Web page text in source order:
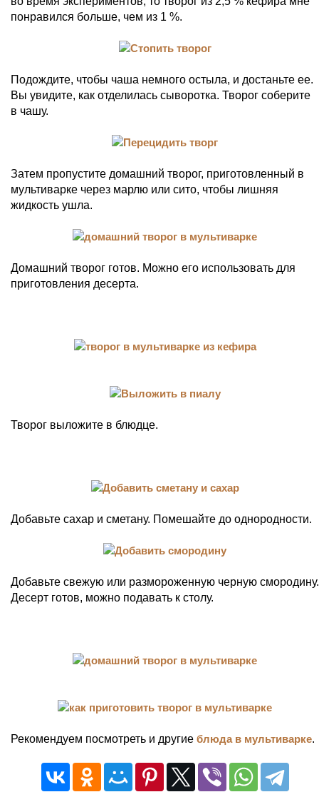
понравился больше, чем из 1 %.
Подождите, чтобы чаша немного остыла, и достаньте ее.
Вы увидите, как отделилась сыворотка. Творог соберите
в чашу.
Затем пропустите домашний творог, приготовленный в
мультиварке через марлю или сито, чтобы лишняя
жидкость ушла.
Домашний творог готов. Можно его использовать для
приготовления десерта.
Творог выложите в блюдце.
Добавьте сахар и сметану. Помешайте до однородности.
Добавьте свежую или размороженную черную смородину.
Десерт готов, можно подавать к столу.
Рекомендуем посмотреть и другие блюда в мультиварке.